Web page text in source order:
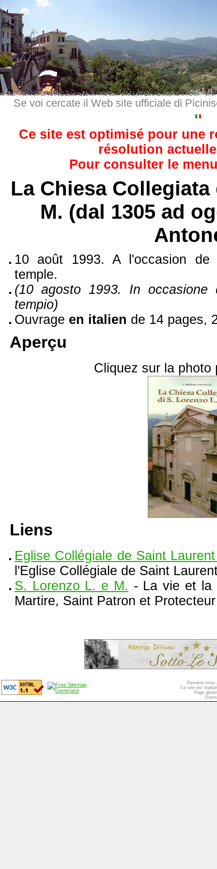
Se voi cercate il Web site ufficiale di
Ce site est optimisé pour une
résolution
Pour consulter le
La Chiesa
M. (dal 1305 ad
10 août 1993. A l'occasion
temple.
(10 agosto 1993. In
tempio)
Ouvrage en italien de 14 pages,
Aperçu
Cliquez sur la photo
Liens
Eglise Collégiale de Saint
l'Eglise Collégiale de Saint
S. Lorenzo L. e M. - La vie et la
Martire, Saint Patron et
Dernière mise
Ce site est
Page